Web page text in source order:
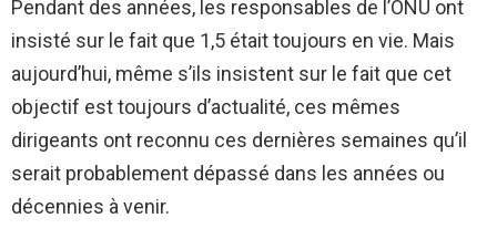
Pendant des années, les responsables de l’ONU ont
insisté sur le fait que 1,5 était toujours en vie. Mais
aujourd’hui, même s’ils insistent sur le fait que cet
objectif est toujours d’actualité, ces mêmes
dirigeants ont reconnu ces dernières semaines qu’il
serait probablement dépassé dans les années ou
décennies à venir.